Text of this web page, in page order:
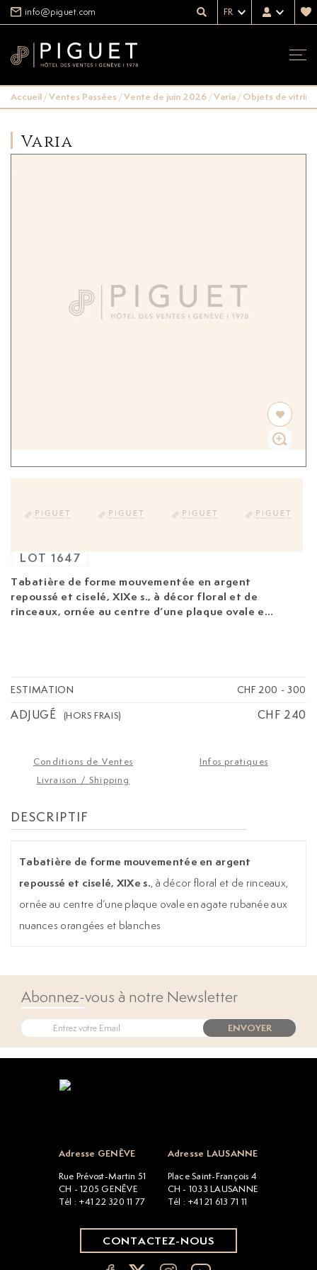
info@piguet.com FR
Accueil/Ventes Passées/Vente de juin 2026/Varia/Objets de vitrine
Varia
Tabatière de forme mouvementée en argent
repoussé et ciselé, XIXe s., à décor floral et de
rinceaux, ornée au centre d’une plaque ovale en
LOT 1647
ESTIMATION CHF 200 - 300
ADJUGÉ (HORS FRAIS) CHF 240
Conditions de Ventes
Infos pratiques
Livraison / Shipping
DESCRIPTIF
Tabatière de forme mouvementée en argent
repoussé et ciselé, XIXe s., à décor floral et de rinceaux,
ornée au centre d’une plaque ovale en agate rubanée aux
nuances orangées et blanches
Abonnez-vous à notre Newsletter
ENVOYER
Adresse GENÈVE
Rue Prévost-Martin 51
CH - 1205 GENÈVE
Tél : +41 22 320 11 77
Adresse LAUSANNE
Place Saint-François 4
CH - 1033 LAUSANNE
Tél : +41 21 613 71 11
CONTACTEZ-NOUS